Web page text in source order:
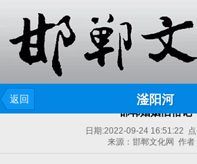
返回 滏阳河
邯郸婚姻旧俗记
日期:2022-09-24 16:51:22
来源：邯郸文化网 作者